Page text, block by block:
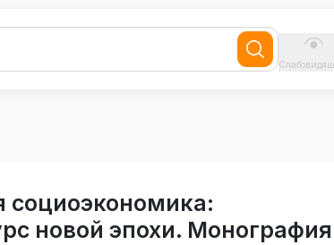
новой эпохи. Монография